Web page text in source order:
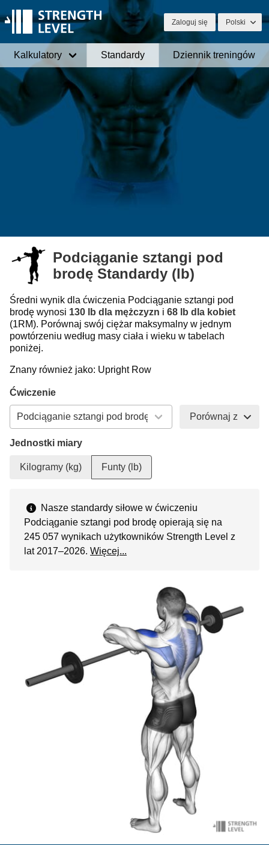
Zaloguj się Polski
Kalkulatory Standardy Dziennik treningów
Podciąganie sztangi pod
brodę Standardy (lb)
Średni wynik dla ćwiczenia Podciąganie sztangi pod
brodę wynosi 130 lb dla mężczyzn i 68 lb dla kobiet
(1RM). Porównaj swój ciężar maksymalny w jednym
powtórzeniu według masy ciała i wieku w tabelach
poniżej.
Znany również jako: Upright Row
Ćwiczenie
Porównaj z
Jednostki miary
Kilogramy (kg) Funty (lb)
Nasze standardy siłowe w ćwiczeniu
Podciąganie sztangi pod brodę opierają się na
245 057 wynikach użytkowników Strength Level z
lat 2017–2026. Więcej...